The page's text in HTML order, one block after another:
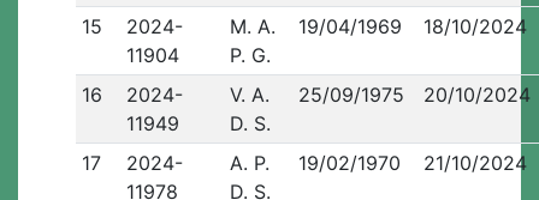
15
2024-
11904
M. A.
P. G.
19/04/1969 18/10/2024
16
2024-
11949
V. A.
D. S.
25/09/1975 20/10/2024
17
2024-
11978
A. P.
D. S.
19/02/1970 21/10/2024